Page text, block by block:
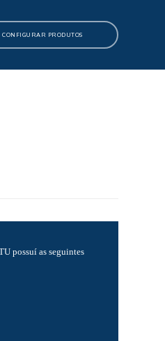
CONFIGURAR PRODUTOS
possuí as seguintes